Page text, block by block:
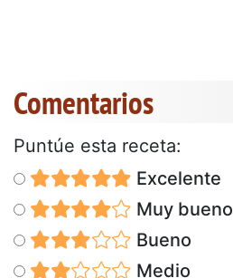
Comentarios
Puntúe esta receta:
Excelente
Muy bueno
Bueno
Medio